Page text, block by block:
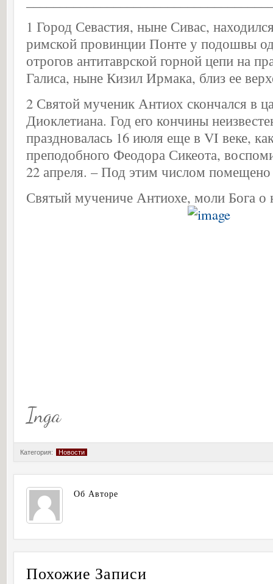
1 Город Севастия, ныне Сивас,
римской провинции Понте у подошвы
отрогов антитаврской горной цепи на
Галиса, ныне Кизил Ирмака, близ ее
2 Святой мученик Антиох скончался в
Диоклетиана. Год его кончины
праздновалась 16 июля еще в VI веке,
преподобного Феодора Сикеота,
22 апреля. – Под этим числом
Святый мучениче Антиохе, моли Бога о
Inga
Категория: Новости
Об Авторе
Похожие Записи